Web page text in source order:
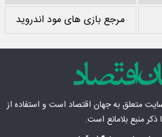
مرجع بازی های مود اندروید
متعلق بهجهان اقتصاد است و استفاده از
ذکر منبع بلامانع است.